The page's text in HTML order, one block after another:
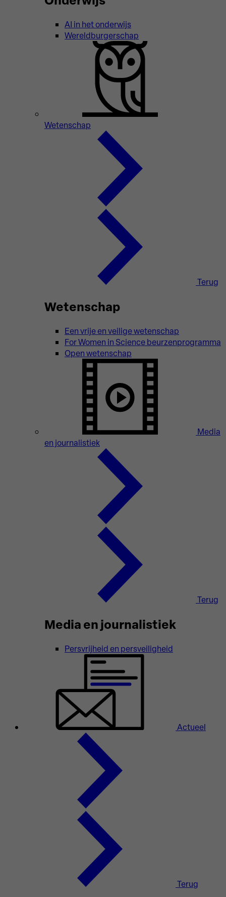
AI in het onderwijs
Wereldburgerschap
Wetenschap
Terug
Wetenschap
Een vrije en veilige wetenschap
For Women in Science beurzenprogramma
Open wetenschap
Media
en journalistiek
Terug
Media en journalistiek
Persvrijheid en persveiligheid
Actueel
Terug